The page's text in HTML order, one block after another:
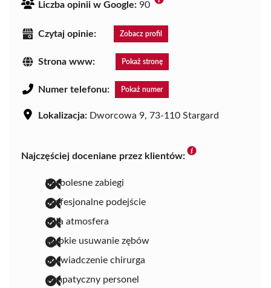
Liczba opinii w Google: 90
Czytaj opinie: Zobacz profil
Strona www: Pokaż stronę
Numer telefonu: Pokaż numer
Lokalizacja: Dworcowa 9, 73-110 Stargard
Najczęściej doceniane przez klientów:
bezbolesne zabiegi
profesjonalne podejście
miła atmosfera
szybkie usuwanie zębów
doświadczenie chirurga
sympatyczny personel